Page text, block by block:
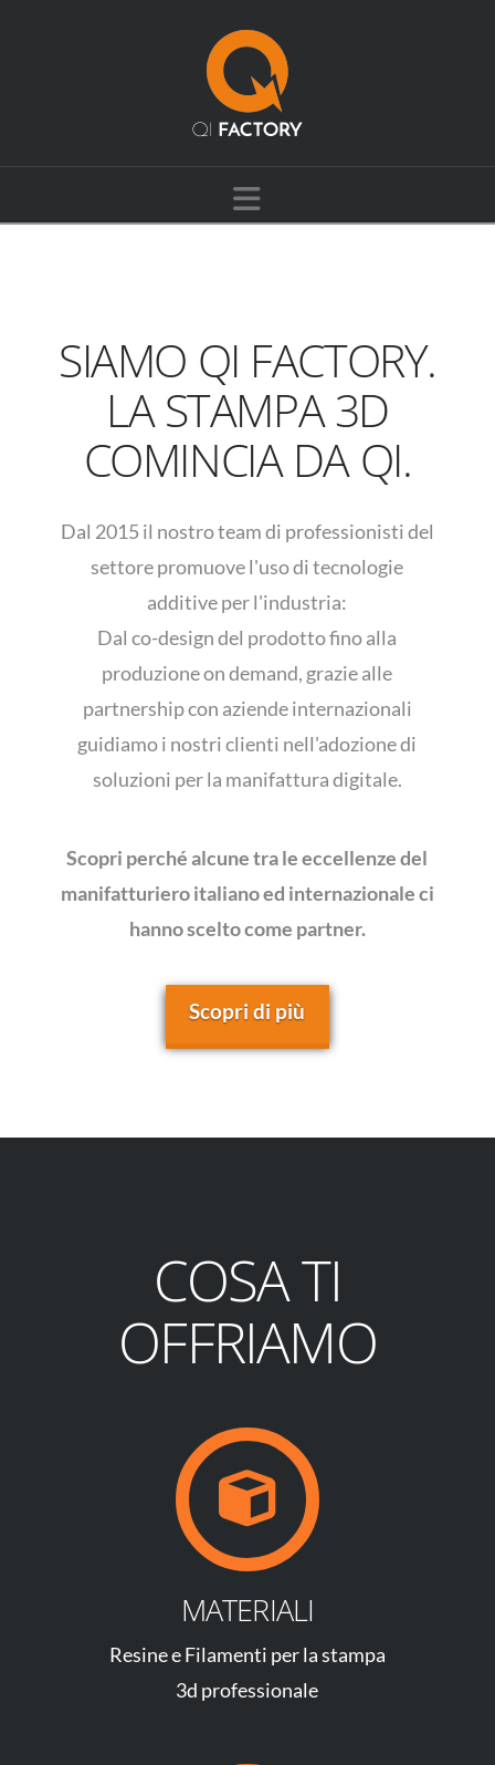
Navigation
SIAMO QI FACTORY.
LA STAMPA 3D
COMINCIA DA QI.
Dal 2015 il nostro team di professionisti del
settore promuove l'uso di tecnologie
additive per l'industria:
Dal co-design del prodotto fino alla
produzione on demand, grazie alle
partnership con aziende internazionali
guidiamo i nostri clienti nell'adozione di
soluzioni per la manifattura digitale.
Scopri perché alcune tra le eccellenze del
manifatturiero italiano ed internazionale ci
hanno scelto come partner.
Scopri di più
COSA TI
OFFRIAMO
MATERIALI
Resine e Filamenti per la stampa
3d professionale